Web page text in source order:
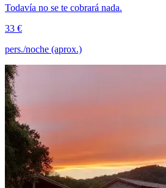
Todavía no se te cobrará nada.
33 €
pers./noche (aprox.)